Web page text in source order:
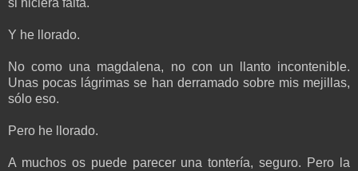
si hiciera falta.
Y he llorado.
No como una magdalena, no con un llanto incontenible.
Unas pocas lágrimas se han derramado sobre mis mejillas,
sólo eso.
Pero he llorado.
A muchos os puede parecer una tontería, seguro. Pero la